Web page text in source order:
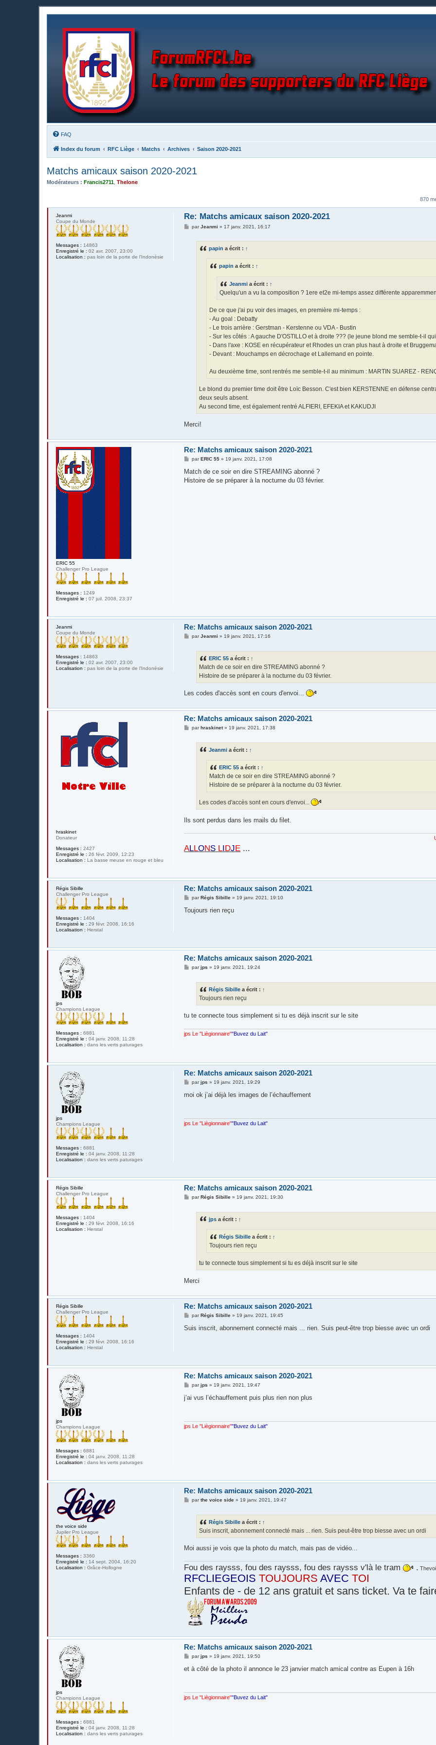
FAQ
Index du forum RFC Liège Matchs Archives Saison 2020-2021
Matchs amicaux saison 2020-2021
Modérateurs : Francis2711 Thelone
870
Jeanmi
Coupe du Monde
Messages : 14863
Enregistré le : 02 avr. 2007, 23:00
Localisation : pas loin de la porte de l'Indonésie
Re: Matchs amicaux saison 2020-2021
MparJeanmi » 17 janv. 2021, 16:17
papin a écrit : ↑
papin a écrit : ↑
Jeanmi a écrit : ↑
Quelqu'un a vu la composition ? 1ere et2e mi-temps assez différente
De ce que j'ai pu voir des images, en première mi-temps :
- Au goal : Debatty
- Le trois arrière : Gerstman - Kerstenne ou VDA - Bustin
- Sur les côtés : A gauche D'OSTILLO et à droite ??? (le jeune blond me semble-t-il
- Dans l'axe : KOSE en récupérateur et Rhodes un cran plus haut à droite et
- Devant : Mouchamps en décrochage et Lallemand en pointe.
Au deuxième time, sont rentrés me semble-t-il au minimum : MARTIN SUAREZ -
Le blond du premier time doit être Loïc Besson. C'est bien KERSTENNE en défense
deux seuls absent.
Au second time, est également rentré ALFIERI, EFEKIA et KAKUDJI
Merci!
ERIC 55
Challenger Pro League
Messages : 1249
Enregistré le : 07 juil. 2008, 23:37
Re: Matchs amicaux saison 2020-2021
M
s
a
parERIC 55 » 19 janv. 2021, 17:08
Match de ce soir en dire STREAMING abonné ?
Histoire de se préparer à la nocturne du 03 février.
Jeanmi
Coupe du Monde
Messages : 14863
Enregistré le : 02 avr. 2007, 23:00
Localisation : pas loin de la porte de l'Indonésie
Re: Matchs amicaux saison 2020-2021
MparJeanmi » 19 janv. 2021, 17:16
ERIC 55 a écrit : ↑
Match de ce soir en dire STREAMING abonné ?
Histoire de se préparer à la nocturne du 03 février.
Les codes d'accès sont en cours d'envoi...
hraskinet
Donateur
Messages : 2427
Enregistré le : 26 févr. 2009, 12:23
Localisation : La basse meuse en rouge et bleu
Re: Matchs amicaux saison 2020-2021
Mparhraskinet»19 janv. 2021, 17:38
Jeanmi a écrit : ↑
ERIC 55 a écrit : ↑
Match de ce soir en dire STREAMING abonné ?
Histoire de se préparer à la nocturne du 03 février.
Les codes d'accès sont en cours d'envoi...
Ils sont perdus dans les mails du filet.
ALLONS L DJ E ...
Régis Sibille
Challenger Pro League
Messages : 1404
Enregistré le : 29 févr. 2008, 16:16
Localisation : Herstal
Re: Matchs amicaux saison 2020-2021
M
s
parRégis Sibille »19 janv. 2021, 19:10
Toujours rien reçu
jps
Champions League
Messages : 6881
Enregistré le : 04 janv. 2008, 11:28
Localisation : dans les verts paturages
Re: Matchs amicaux saison 2020-2021
Mparjps »19 janv. 2021, 19:24
Régis Sibille a écrit : ↑
Toujours rien reçu
tu te connecte tous simplement si tu es déjà inscrit sur le site
jps Le "Liègionnaire""Buvez du Lait"
jps
Champions League
Messages : 6881
Enregistré le : 04 janv. 2008, 11:28
Localisation : dans les verts paturages
Re: Matchs amicaux saison 2020-2021
M
s
parjps »19 janv. 2021, 19:29
moi ok j’ai déjà les images de l’échauffement
jps Le "Liègionnaire""Buvez du Lait"
Régis Sibille
Challenger Pro League
Messages : 1404
Enregistré le : 29 févr. 2008, 16:16
Localisation : Herstal
Re: Matchs amicaux saison 2020-2021
MparRégis Sibille »19 janv. 2021, 19:30
jps a écrit : ↑
Régis Sibille a écrit : ↑
Toujours rien reçu
tu te connecte tous simplement si tu es déjà inscrit sur le site
Merci
Régis Sibille
Challenger Pro League
Messages : 1404
Enregistré le : 29 févr. 2008, 16:16
Localisation : Herstal
Re: Matchs amicaux saison 2020-2021
M
s
parRégis Sibille »19 janv. 2021, 19:45
Suis inscrit, abonnement connecté mais ... rien. Suis peut-être trop biesse avec un ordi
jps
Champions League
Messages : 6881
Enregistré le : 04 janv. 2008, 11:28
Localisation : dans les verts paturages
Re: Matchs amicaux saison 2020-2021
M
s
parjps »19 janv. 2021, 19:47
j’ai vus l’échauffement puis plus rien non plus
jps Le "Liègionnaire""Buvez du Lait"
the voice side
Jupiler Pro League
Messages : 3360
Enregistré le : 14 sept. 2004, 16:20
Localisation : Grâce-Hollogne
Re: Matchs amicaux saison 2020-2021
Mparthe voice side »19 janv. 2021, 19:47
Régis Sibille a écrit : ↑
Suis inscrit, abonnement connecté mais ... rien. Suis peut-être trop biesse avec un ordi
Moi aussi je vois que la photo du match, mais pas de vidéo...
Fou des raysss, fou des raysss, fou des raysss v'là le tram
RFCLIEGEOIS TOUJOURS AVEC TOI
Enfants de - de 12 ans gratuit et sans ticket. Va te
jps
Champions League
Messages : 6881
Enregistré le : 04 janv. 2008, 11:28
Localisation : dans les verts paturages
Re: Matchs amicaux saison 2020-2021
M
s
parjps » 19 janv. 2021, 19:50
et à côté de la photo il annonce le 23 janvier match amical contre as Eupen à 16h
jps Le "Liègionnaire""Buvez du Lait"